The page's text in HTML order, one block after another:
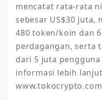
mencatat rata-rata
sebesar US$30 juta,
480 token/koin dan
perdagangan, serta
dari 5 juta
informasi lebih